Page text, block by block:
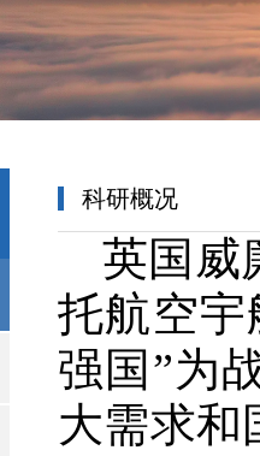
科研概况
英国威
托航空宇
强国”为
大需求和